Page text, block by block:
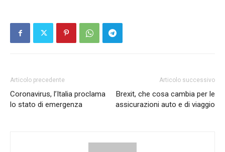
Articolo precedente
Coronavirus, l’Italia proclama
lo stato di emergenza
Articolo successivo
Brexit, che cosa cambia per le
assicurazioni auto e di viaggio